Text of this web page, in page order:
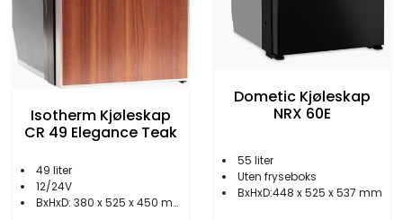
Isotherm Kjøleskap
CR 49 Elegance Teak
49 liter
12/24V
BxHxD: 380 x 525 x 450 mm
Dometic Kjøleskap
NRX 60E
55 liter
Uten fryseboks
BxHxD:448 x 525 x 537 mm